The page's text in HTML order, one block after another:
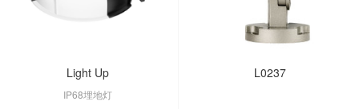
Light Up
IP68埋地灯
L0237